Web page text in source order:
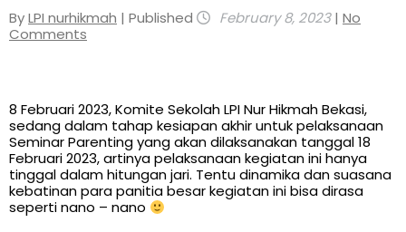
ByLPI nurhikmah | Published February 8, 2023| No
Comments
8 Februari 2023, Komite Sekolah LPI Nur Hikmah Bekasi,
sedang dalam tahap kesiapan akhir untuk pelaksanaan
Seminar Parenting yang akan dilaksanakan tanggal 18
Februari 2023, artinya pelaksanaan kegiatan ini hanya
tinggal dalam hitungan jari. Tentu dinamika dan suasana
kebatinan para panitia besar kegiatan ini bisa dirasa
seperti nano – nano